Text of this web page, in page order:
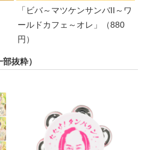
「ビバ～マツケンサンバII～ワ
ールドカフェ～オレ」（880
円）
抜粋）